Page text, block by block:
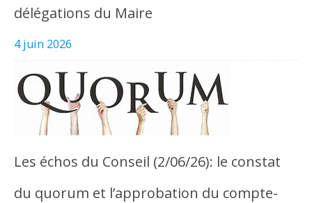
délégations du Maire
4 juin 2026
Les échos du Conseil (2/06/26): le constat
du quorum et l’approbation du compte-